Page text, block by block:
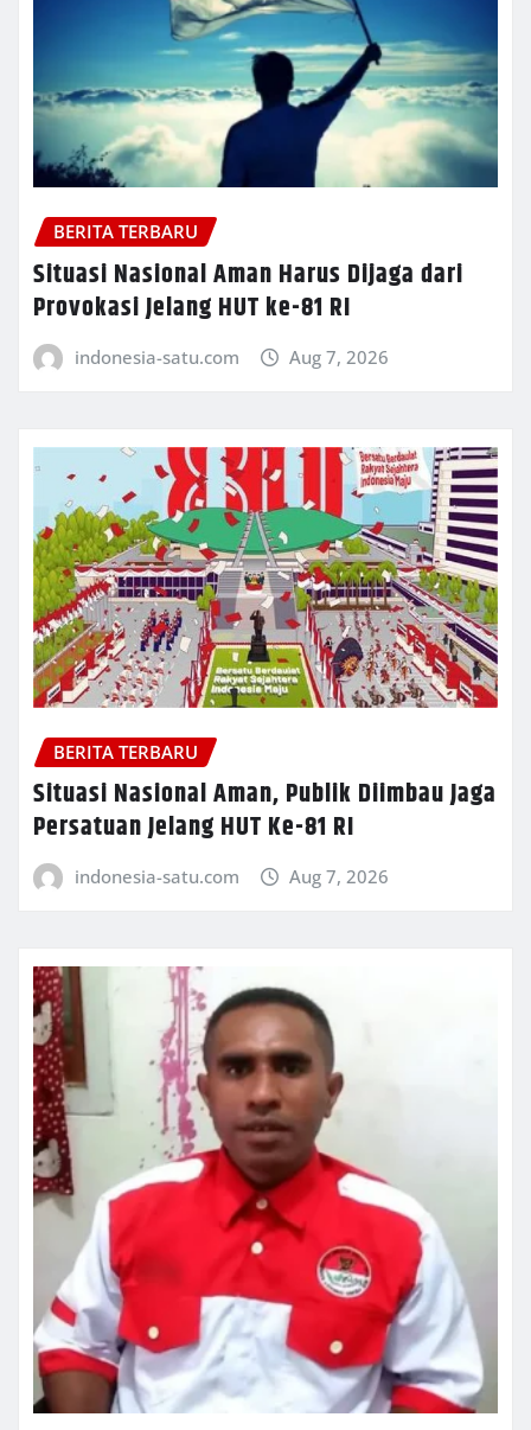
BERITA TERBARU
Situasi Nasional Aman Harus Dijaga dari
Provokasi Jelang HUT ke-81 RI
indonesia-satu.com Aug 7, 2026
BERITA TERBARU
Situasi Nasional Aman, Publik Diimbau Jaga
Persatuan Jelang HUT Ke-81 RI
indonesia-satu.com Aug 7, 2026